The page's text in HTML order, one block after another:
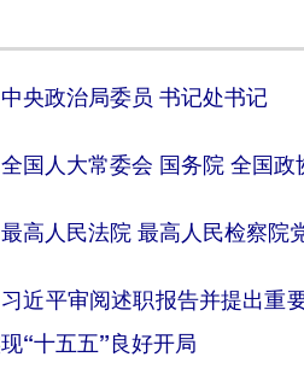
中央政治局委员 书记处书记
全国人大常委会 国务院 全国政
最高人民法院 最高人民检察院
习近平审阅述职报告并提出重
“十五五”良好开局